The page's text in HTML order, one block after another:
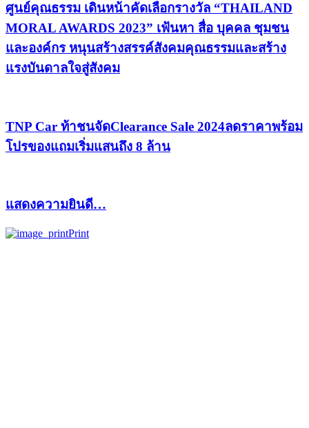
ศูนย์คุณธรรม เดินหน้าคัดเลือกรางวัล “THAILAND
MORAL AWARDS 2023” เฟ้นหา สื่อ บุคคล ชุมชน
และองค์กร หนุนสร้างสรรค์สังคมคุณธรรมและสร้าง
แรงบันดาลใจสู่สังคม
TNP Car ท้าชนจัดClearance Sale 2024ลดราคาพร้อม
โปรของแถมเริ่มแสนถึง 8 ล้าน
แสดงความยินดี…
Print